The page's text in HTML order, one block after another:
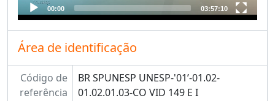
00:00 03:57:10
Área de identificação
Código de
referência
BR SPUNESP UNESP-'01’-01.02-
01.02.01.03-CO VID 149 E I